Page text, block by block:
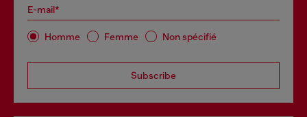
E-mail*
Homme Femme Non spécifié
Subscribe